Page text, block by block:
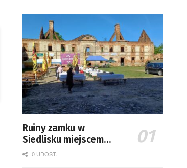
Ruiny zamku w
Siedlisku miejscem
święta plonów
0 UDOST.